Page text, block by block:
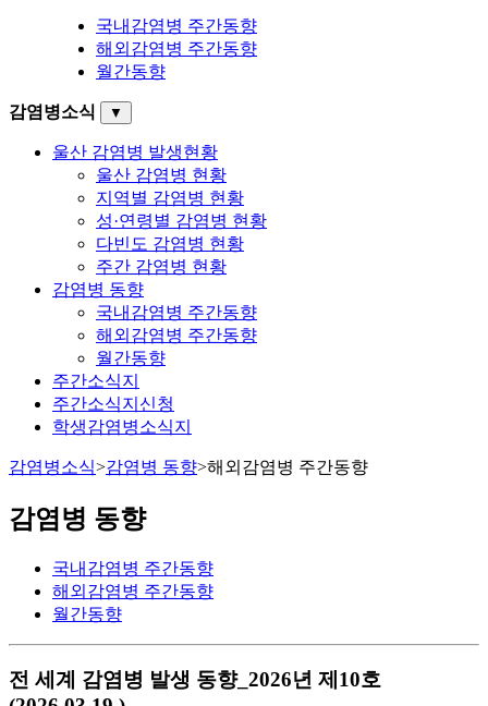
국내감염병 주간동향
해외감염병 주간동향
월간동향
감염병소식 ▼
울산 감염병 발생현황
울산 감염병 현황
지역별 감염병 현황
성·연령별 감염병 현황
다빈도 감염병 현황
주간 감염병 현황
감염병 동향
국내감염병 주간동향
해외감염병 주간동향
월간동향
주간소식지
주간소식지신청
학생감염병소식지
감염병소식>감염병 동향>해외감염병 주간동향
감염병 동향
국내감염병 주간동향
해외감염병 주간동향
월간동향
전 세계 감염병 발생 동향_2026년 제10호